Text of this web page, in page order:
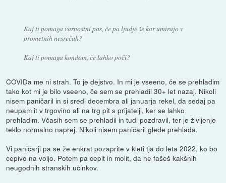
Kaj ti pomaga varnostni pas, če pa ljudje še kar umirajo v
prometnih nesrečah?
Kaj ti pomaga kondom, če lahko poči?
COVIDa me ni strah. To je dejstvo. In mi je vseeno, če se prehladim
tako kot mi je bilo vseeno, če sem se prehladil 30+ let nazaj. Nikoli
nisem paničaril in si sredi decembra ali januarja rekel, da sedaj pa
neupam it v trgovino ali na trg pit s prijatelji, ker se lahko
prehladim. Včasih sem se prehladil in tudi pozdravil, ter je življenje
teklo normalno naprej. Nikoli nisem paničaril glede prehlada.
Vi paničarji pa se že enkrat pozaprite v kleti tja do leta 2022, ko bo
cepivo na voljo. Potem pa cepit in molit, da ne fašeš kakšnih
neugodnih stranskih učinkov.